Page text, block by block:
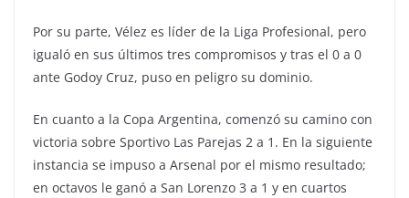
Por su parte, Vélez es líder de la Liga Profesional, pero
igualó en sus últimos tres compromisos y tras el 0 a 0
ante Godoy Cruz, puso en peligro su dominio.
En cuanto a la Copa Argentina, comenzó su camino con
victoria sobre Sportivo Las Parejas 2 a 1. En la siguiente
instancia se impuso a Arsenal por el mismo resultado;
en octavos le ganó a San Lorenzo 3 a 1 y en cuartos